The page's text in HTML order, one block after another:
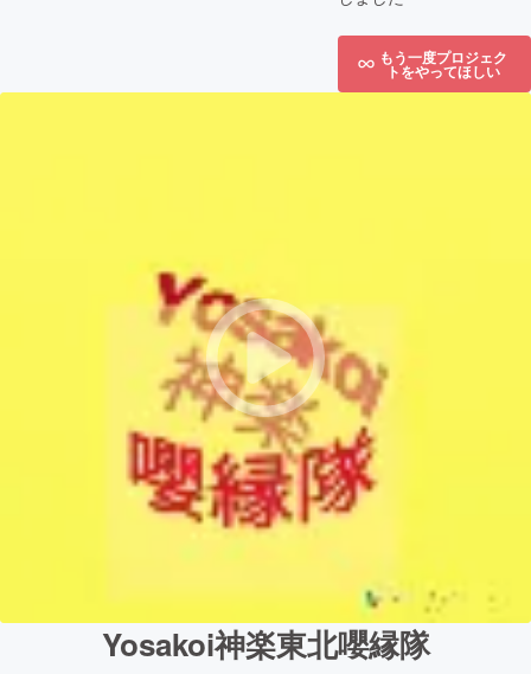
もう一度プロジェク
トをやってほしい
Yosakoi神楽東北嚶縁隊